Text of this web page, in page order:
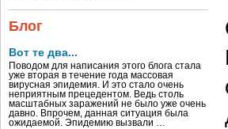
Блог
Вот те два...
Поводом для написания этого блога стала
уже вторая в течение года массовая
вирусная эпидемия. И это стало очень
неприятным прецедентом. Ведь столь
масштабных заражений не было уже очень
давно. Впрочем, данная ситуация была
ожидаемой. Эпидемию вызвали …